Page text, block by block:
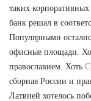
таких
банк решал в
Популярными
офисные площади.
православием. Хоть
сборная России и
Латвией хотелось